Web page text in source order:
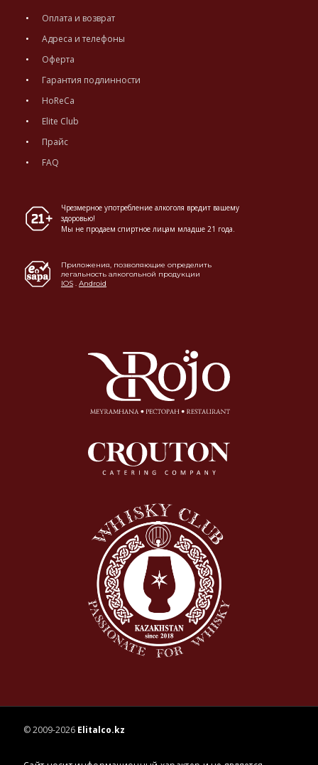
Оплата и возврат
Адреса и телефоны
Оферта
Гарантия подлинности
HoReCa
Elite Club
Прайс
FAQ
Чрезмерное употребление алкоголя вредит вашему
здоровью!
Мы не продаем спиртное лицам младше 21 года.
Приложения, позволяющие определить
легальность алкогольной продукции
IOS . Android
© 2009-2026 Elitalco.kz